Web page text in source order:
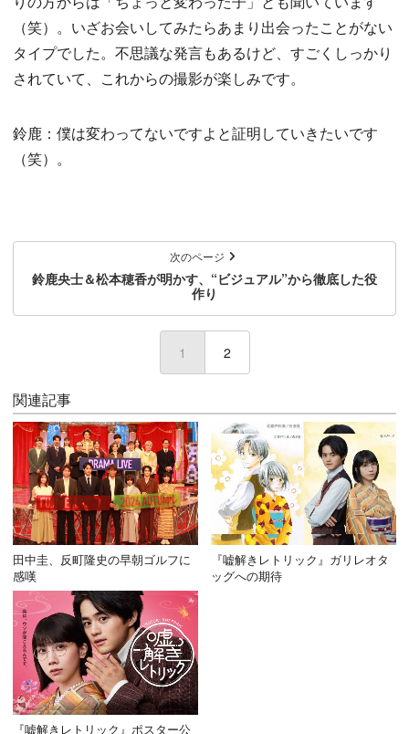
（笑）。いざお会いしてみたらあまり出会ったことがない
タイプでした。不思議な発言もあるけど、すごくしっかり
されていて、これからの撮影が楽しみです。
鈴鹿：僕は変わってないですよと証明していきたいです
（笑）。
次のページ
鈴鹿央士＆松本穂香が明かす、“ビジュアル”から徹底した役
作り
1 (current)
2
関連記事
田中圭、反町隆史の早朝ゴルフに
感嘆
『嘘解きレトリック』ガリレオタ
ッグへの期待
『嘘解きレトリック』ポスター公